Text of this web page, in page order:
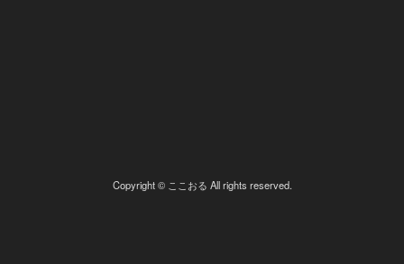
Copyright © ここおる All rights reserved.